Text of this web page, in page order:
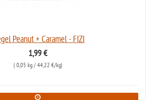
Peanut + Caramel - FIZI
1,99 €
( 0,05 kg/ 44,22 €/kg)